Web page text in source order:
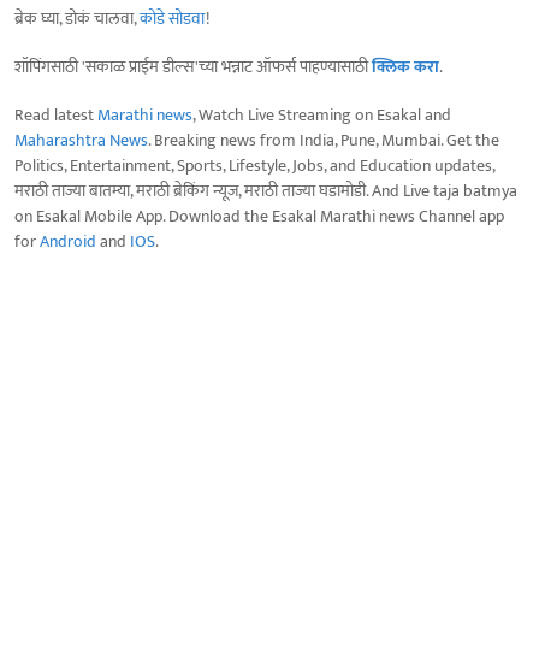
ब्रेक घ्या, डोकं चालवा,कोडे सोडवा!
शॉपिंगसाठी 'सकाळ प्राईम डील्स'च्या भन्नाट ऑफर्स पाहण्यासाठीक्लिक करा.
Read latestMarathi news, Watch Live Streaming on Esakal and
Maharashtra News. Breaking news from India, Pune, Mumbai. Get the
Politics, Entertainment, Sports, Lifestyle, Jobs, and Education updates,
मराठी ताज्या बातम्या, मराठी ब्रेकिंग न्यूज, मराठी ताज्या घडामोडी. And Live taja batmya
on Esakal Mobile App. Download the Esakal Marathi news Channel app
forAndroidand IOS.